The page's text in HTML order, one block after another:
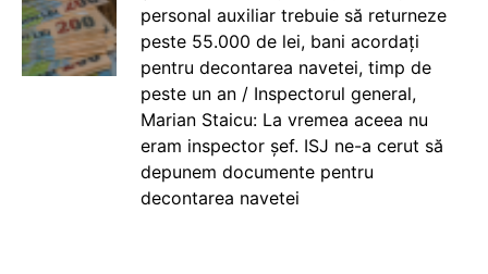
personal auxiliar trebuie să returneze
peste 55.000 de lei, bani acordați
pentru decontarea navetei, timp de
peste un an / Inspectorul general,
Marian Staicu: La vremea aceea nu
eram inspector șef. ISJ ne-a cerut să
depunem documente pentru
decontarea navetei